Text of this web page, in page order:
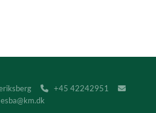
+45 42242951 
esba@km.dk